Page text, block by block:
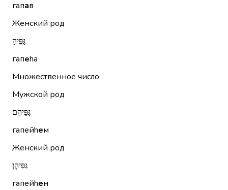
гапав
Женский род
גַּפֶּיהָ
гапеhа
Множественное число
Мужской род
גַּפֵּיהֶם
гапейhем
Женский род
גַּפֵּיהֶן
гапейhен